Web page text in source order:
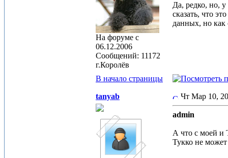
На форуме с
06.12.2006
Сообщений: 11172
г.Королёв
Да, редко, но,
сказать, что
данных, но как
В начало страницы
tanyab Чт Мар 10,
admin
А что с моей и
Тукко не